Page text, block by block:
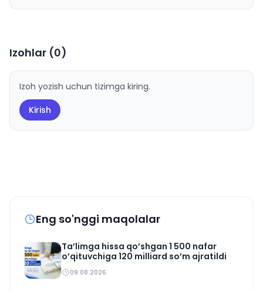
Izohlar (0)
Izoh yozish uchun tizimga kiring.
Kirish
Eng so'nggi maqolalar
Ta’limga hissa qo’shgan 1 500 nafar
o’qituvchiga 120 milliard so’m ajratildi
09.08.2026